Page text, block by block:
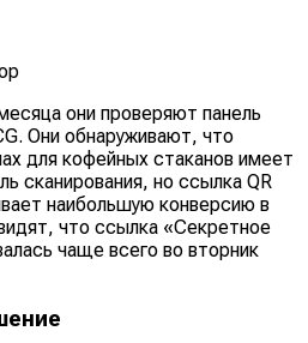
они проверяют панель
Они обнаруживают, что
для кофейных стаканов имеет
сканирования, но ссылка QR
наибольшую конверсию в
что ссылка «Секретное
чаще всего во вторник